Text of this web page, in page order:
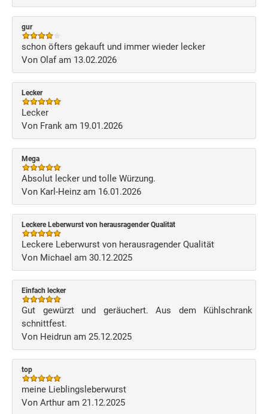
gur
schon öfters gekauft und immer wieder lecker
Von Olaf am 13.02.2026
Lecker
Lecker
Von Frank am 19.01.2026
Mega
Absolut lecker und tolle Würzung.
Von Karl-Heinz am 16.01.2026
Leckere Leberwurst von herausragender Qualität
Leckere Leberwurst von herausragender Qualität
Von Michael am 30.12.2025
Einfach lecker
Gut gewürzt und geräuchert. Aus dem Kühlschrank
schnittfest.
Von Heidrun am 25.12.2025
top
meine Lieblingsleberwurst
Von Arthur am 21.12.2025